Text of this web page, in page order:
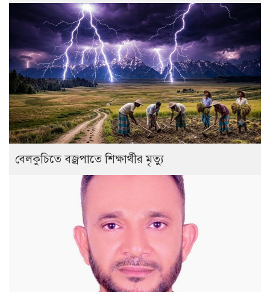
বেলকুচিতে বজ্রপাতে শিক্ষার্থীর মৃত্যু